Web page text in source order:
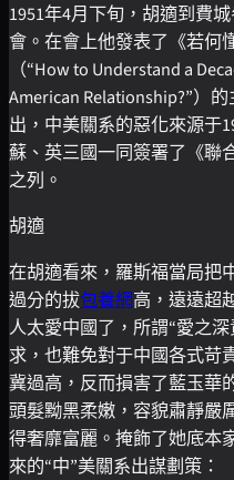
1951年4月下旬，胡適到費
會。在會上他發表了《若何
（“How to Understand a
American Relationship?”）
出，中美關系的惡化來源于
蘇、英三國一同簽署了《聯
之列。
胡適
在胡適看來，羅斯福當局把
過分的拔包養網高，遠遠超
人太愛中國了，所謂“愛之
求，也難免對于中國各式苛
冀過高，反而損害了藍玉華
頭髮黝黑柔嫩，容貌肅靜嚴
得奢靡富麗。掩飾了她底本
來的“中”美關系出謀劃策：